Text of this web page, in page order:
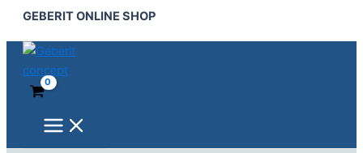
Pređi
sadržaj
GEBERIT ONLINE SHOP
Menu